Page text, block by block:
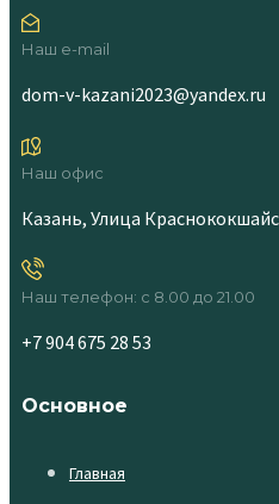
Наш e-mail
dom-v-kazani2023@yandex.ru
Наш офис
Казань, Улица
Наш телефон: с 8.00 до 21.00
+7 904 675 28 53
Основное
Главная